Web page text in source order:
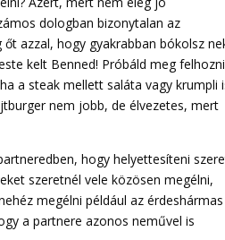
dologban bizonytalan az
azzal, hogy gyakrabban bókolsz
kelt Benned! Próbáld meg felhozni
a steak mellett saláta vagy krumpli
nem jobb, de élvezetes, mert
hogy helyettesíteni
szeretnél vele közösen megélni,
megélni például az érdeshármas
a partnere azonos neművel is